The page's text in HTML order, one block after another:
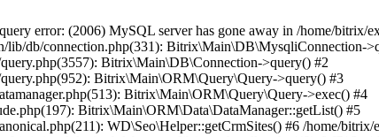
error: (2006) MySQL server has gone away in /home/bitrix/
lib/db/connection.php(331): Bitrix\Main\DB\MysqliConnection-
Bitrix\Main\DB\Connection->query() #2
Bitrix\Main\ORM\Query\Query->query() #3
Bitrix\Main\ORM\Query\Query->exec() #4
Bitrix\Main\ORM\Data\DataManager::getList() #5
WD\Seo\Helper::getCrmSites() #6 /home/